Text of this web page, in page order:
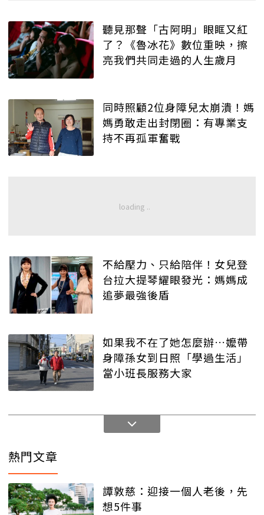
聽見那聲「古阿明」眼眶又紅
了？《魯冰花》數位重映，擦
亮我們共同走過的人生歲月
同時照顧2位身障兒太崩潰！媽
媽勇敢走出封閉圈：有專業支
持不再孤軍奮戰
不給壓力、只給陪伴！女兒登
台拉大提琴耀眼發光：媽媽成
追夢最強後盾
如果我不在了她怎麼辦…嬤帶
身障孫女到日照「學過生活」
當小班長服務大家
熱門文章
譚敦慈：迎接一個人老後，先
想5件事